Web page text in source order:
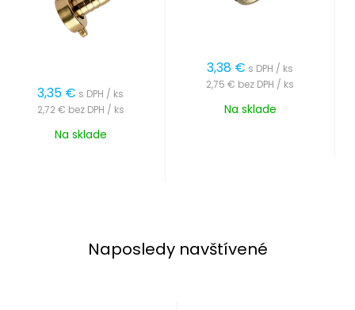
3,35 € s DPH / ks
2,72 € bez DPH / ks
Na sklade
3,38 € s DPH / ks
2,75 € bez DPH / ks
Na sklade
Naposledy navštívené